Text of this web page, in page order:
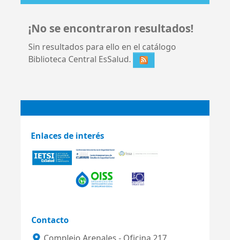
¡No se encontraron resultados!
Sin resultados para ello en el catálogo
Biblioteca Central EsSalud.
Enlaces de interés
Contacto